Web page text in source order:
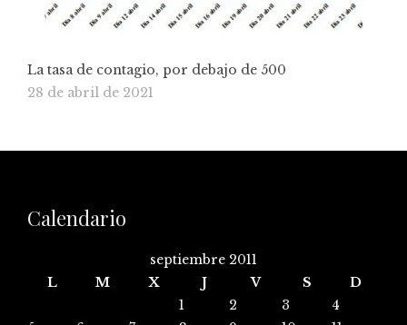
La tasa de contagio, por debajo de 500
28 de abril de 2021
Calendario
septiembre 2011
L
M X J V S
D
1
2 3
4